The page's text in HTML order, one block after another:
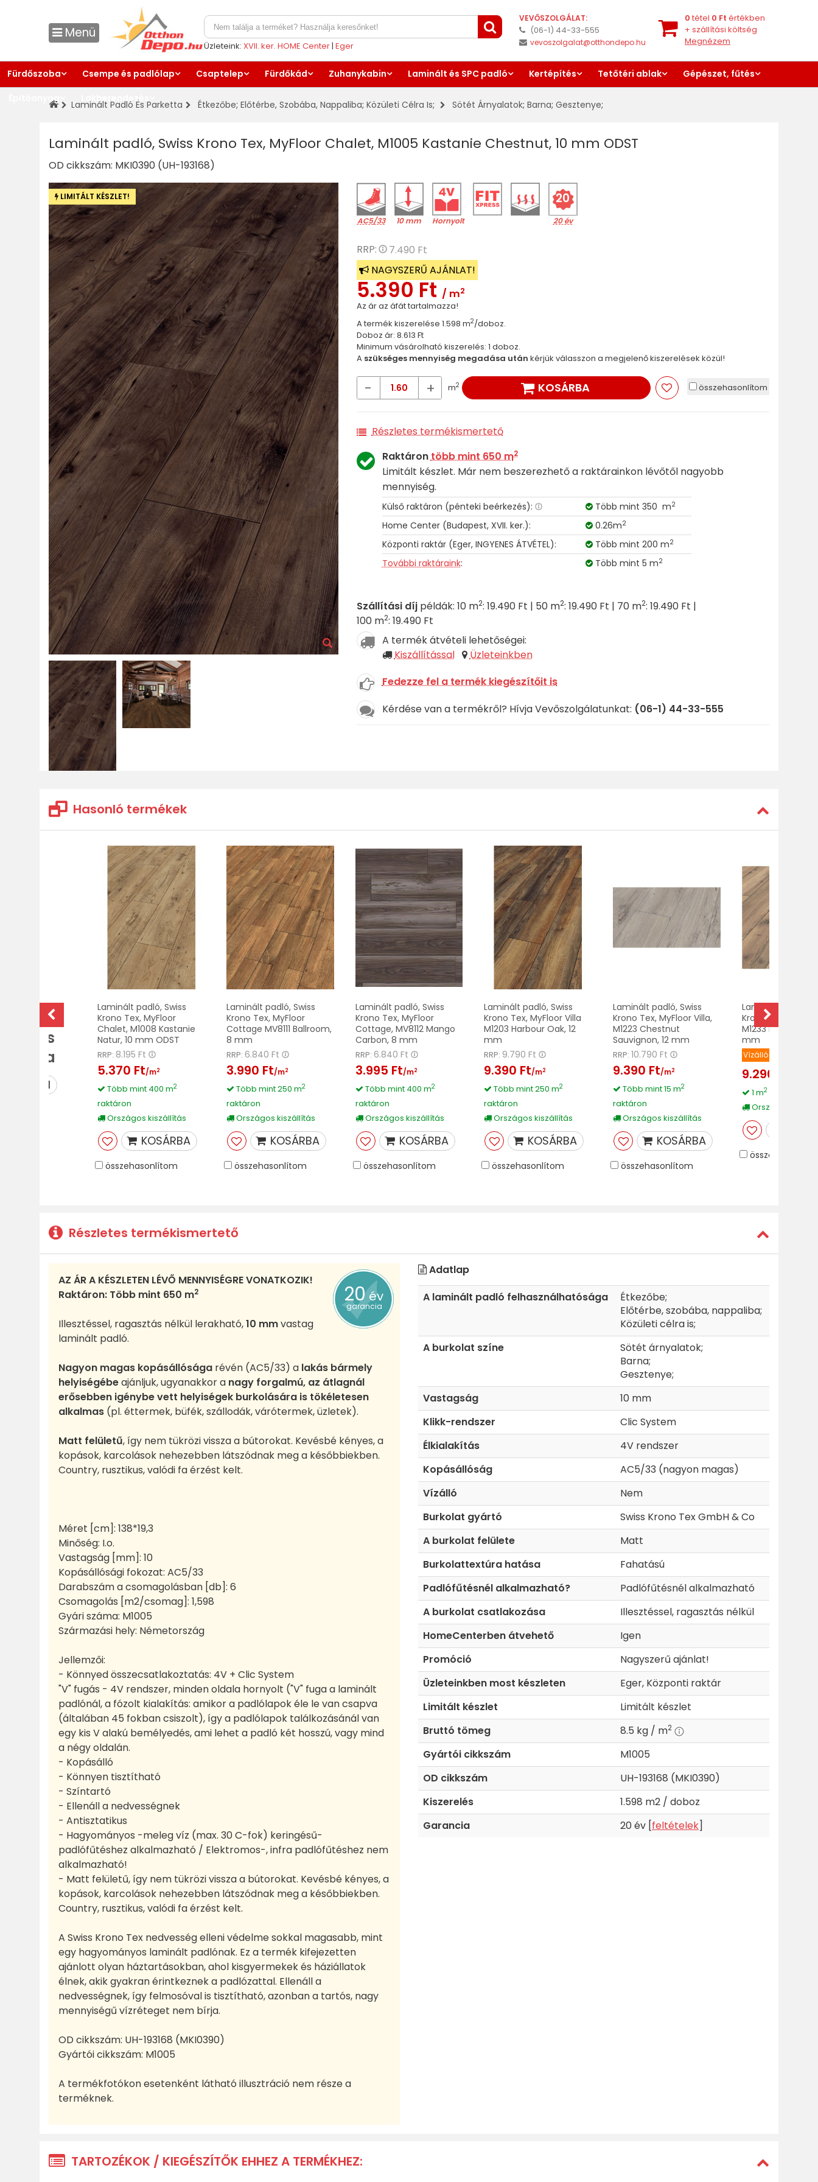
Menü
Üzleteink: XVII. ker. HOME Center| Eger
VEVŐSZOLGÁLAT:
(06-1) 44-33-555
vevoszolgalat@otthondepo.hu
0 tétel 0 Ft értékben
+ szállítási költség
Megnézem
Fürdőszoba Csempe és padlólap Csaptelep Fürdőkád Zuhanykabin Laminált és SPC padló Kertépítés Tetőtéri ablak
Gépészet, fűtés
Építőanyag
Lakberendezés
Laminált Padló És Parketta Étkezőbe; Előtérbe, Szobába, Nappaliba; Közületi Célra Is; Sötét Árnyalatok; Barna; Gesztenye;
Laminált padló, Swiss Krono Tex, MyFloor Chalet, M1005 Kastanie Chestnut, 10 mm ODST
OD cikkszám: MKI0390 (UH-193168)
LIMITÁLT KÉSZLET!
AC5/33 10 mm Hornyolt
20
20 év
RRP:
7.490 Ft
NAGYSZERŰ AJÁNLAT!
5.390 Ft / m2
Az ár az áfát tartalmazza!
A termék kiszerelése 1.598 m2/doboz.
Doboz ár: 8.613 Ft
Minimum vásárolható kiszerelés: 1 doboz.
A szükséges mennyiség megadása után kérjük válasszon a megjelenő kiszerelések közül!
- + m2 KOSÁRBA összehasonlítom
Részletes termékismertető
Raktárontöbb mint 650 m2
Limitált készlet. Már nem beszerezhető a raktárainkon lévőtől nagyobb
mennyiség.
Külső raktáron (pénteki beérkezés): Több mint 350 m2
Home Center (Budapest, XVII. ker.): 0.26m2
Központi raktár (Eger, INGYENES ÁTVÉTEL): Több mint 200 m2
További raktáraink: Több mint 5 m2
Szállítási díjpéldák: 10 m2: 19.490 Ft | 50 m2: 19.490 Ft | 70 m2: 19.490 Ft |
100 m2: 19.490 Ft
A termék átvételi lehetőségei:
Kiszállítással
Üzleteinkben
Fedezze fel a termék kiegészítőit is
Kérdése van a termékről? Hívja Vevőszolgálatunkat: (06-1) 44-33-555
Hasonló termékek
és
Laminált padló, Swiss
Krono Tex, MyFloor
Chalet, M1008 Kastanie
Natur, 10 mm ODST
RRP: 8.195 Ft
5.370 Ft/m2
Több mint 400 m2
raktáron
Országos kiszállítás
KOSÁRBA
összehasonlítom
Laminált padló, Swiss
Krono Tex, MyFloor
Cottage MV8111 Ballroom,
8 mm
RRP: 6.840 Ft
3.990 Ft/m2
Több mint 250 m2
raktáron
Országos kiszállítás
KOSÁRBA
összehasonlítom
Laminált padló, Swiss
Krono Tex, MyFloor
Cottage, MV8112 Mango
Carbon, 8 mm
RRP: 6.840 Ft
3.995 Ft/m2
Több mint 400 m2
raktáron
Országos kiszállítás
KOSÁRBA
összehasonlítom
Laminált padló, Swiss
Krono Tex, MyFloor Villa
M1203 Harbour Oak, 12
mm
RRP: 9.790 Ft
9.390 Ft/m2
Több mint 250 m2
raktáron
Országos kiszállítás
KOSÁRBA
összehasonlítom
Laminált padló, Swiss
Krono Tex, MyFloor Villa,
M1223 Chestnut
Sauvignon, 12 mm
RRP: 10.790 Ft
9.390 Ft/m2
Több mint 15 m2
raktáron
Országos kiszállítás
KOSÁRBA
összehasonlítom
Laminált padló,
Krono Tex,
M1233 Lybia Oak
mm
Vízálló
9.290 Ft
1 m2raktáron
Országos
Részletes termékismertető
20év
garancia
AZ ÁR A KÉSZLETEN LÉVŐ MENNYISÉGRE VONATKOZIK!
Raktáron: Több mint 650 m2
Illesztéssel, ragasztás nélkül lerakható,10 mmvastag
laminált padló.
Nagyon magas kopásállósága révén (AC5/33) a lakás bármely
helyiségébeajánljuk, ugyanakkor a nagy forgalmú, az átlagnál
erősebben igénybe vett helyiségek burkolására is tökéletesen
alkalmas (pl. éttermek, büfék, szállodák, várótermek, üzletek).
Matt felületű, így nem tükrözi vissza a bútorokat. Kevésbé kényes, a
kopások, karcolások nehezebben látszódnak meg a későbbiekben.
Country, rusztikus, valódi fa érzést kelt.
Méret [cm]: 138*19,3
Minőség: I.o.
Vastagság [mm]: 10
Kopásállósági fokozat: AC5/33
Darabszám a csomagolásban [db]: 6
Csomagolás [m2/csomag]: 1,598
Gyári száma: M1005
Származási hely: Németország
Jellemzői:
- Könnyed összecsatlakoztatás: 4V + Clic System
"V" fugás - 4V rendszer, minden oldala hornyolt ("V" fuga a laminált
padlónál, a fózolt kialakítás: amikor a padlólapok éle le van csapva
(általában 45 fokban csiszolt), így a padlólapok találkozásánál van
egy kis V alakú bemélyedés, ami lehet a padló két hosszú, vagy mind
a négy oldalán.
- Kopásálló
- Könnyen tisztítható
- Színtartó
- Ellenáll a nedvességnek
- Antisztatikus
- Hagyományos -meleg víz (max. 30 C-fok) keringésű-
padlófűtéshez alkalmazható / Elektromos-, infra padlófűtéshez nem
alkalmazható!
- Matt felületű, így nem tükrözi vissza a bútorokat. Kevésbé kényes, a
kopások, karcolások nehezebben látszódnak meg a későbbiekben.
Country, rusztikus, valódi fa érzést kelt.
A Swiss Krono Tex nedvesség elleni védelme sokkal magasabb, mint
egy hagyományos laminált padlónak. Ez a termék kifejezetten
ajánlott olyan háztartásokban, ahol kisgyermekek és háziállatok
élnek, akik gyakran érintkeznek a padlózattal. Ellenáll a
nedvességnek, így felmosóval is tisztítható, azonban a tartós, nagy
mennyiségű vízréteget nem bírja.
OD cikkszám: UH-193168 (MKI0390)
Gyártói cikkszám: M1005
A termékfotókon esetenként látható illusztráció nem része a
terméknek.
Adatlap
A laminált padló felhasználhatósága
Étkezőbe;
Előtérbe, szobába, nappaliba;
Közületi célra is;
A burkolat színe
Sötét árnyalatok;
Barna;
Gesztenye;
Vastagság
10 mm
Klikk-rendszer
Clic System
Élkialakítás
4V rendszer
Kopásállóság
AC5/33 (nagyon magas)
Vízálló
Nem
Burkolat gyártó
Swiss Krono Tex GmbH & Co
A burkolat felülete
Matt
Burkolattextúra hatása
Fahatású
Padlófűtésnél alkalmazható?
Padlófűtésnél alkalmazható
A burkolat csatlakozása
Illesztéssel, ragasztás nélkül
HomeCenterben átvehető
Igen
Promóció
Nagyszerű ajánlat!
Üzleteinkben most készleten
Eger, Központi raktár
Limitált készlet
Limitált készlet
Bruttó tömeg
8.5 kg / m2
Gyártói cikkszám
M1005
OD cikkszám
UH-193168 (MKI0390)
Kiszerelés
1.598 m2 / doboz
Garancia
20 év [feltételek]
TARTOZÉKOK / KIEGÉSZÍTŐK EHHEZ A TERMÉKHEZ: